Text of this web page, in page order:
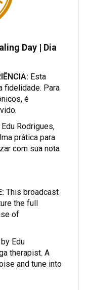
Day | Dia
Esta
fidelidade. Para
é
Rodrigues,
prática para
com sua nota
This broadcast
the full
of
Edu
therapist. A
and tune into